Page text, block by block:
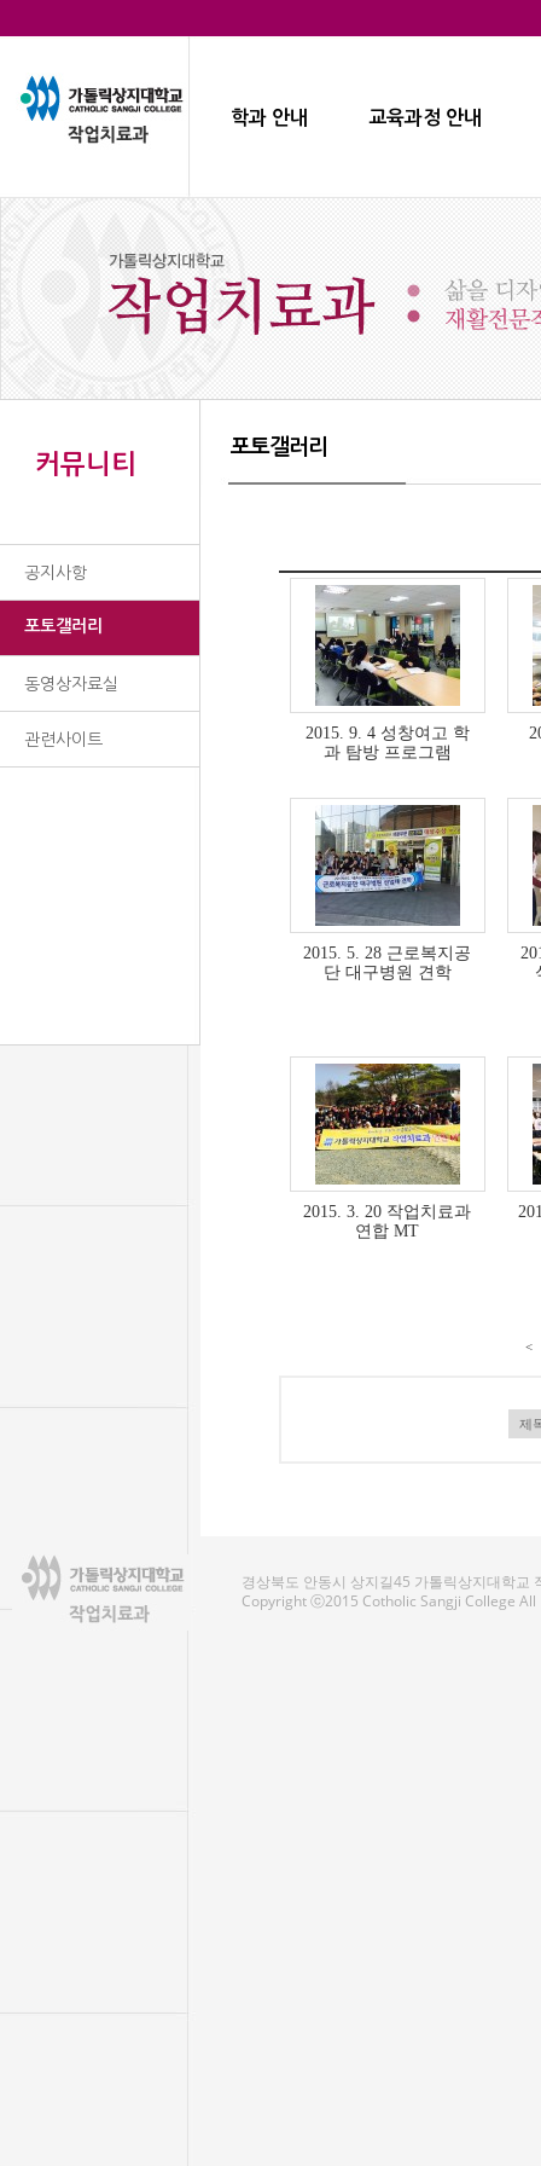
학과 안내 교육과정 안내
커뮤니티
공지사항
포토갤러리
동영상자료실
관련사이트
포토갤러리
2015. 9. 4 성창여고 학
과 탐방 프로그램
2015. 5. 28 근로복지공
단 대구병원 견학
2015. 3. 20 작업치료과
연합 MT
<
경상북도 안동시 상지길45 가톨릭상지대학교
Copyright ⓒ2015 Cotholic Sangji College